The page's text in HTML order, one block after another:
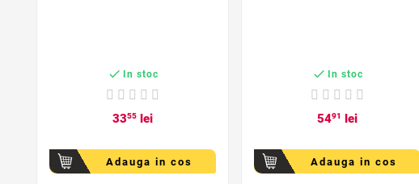
 In stoc
3355 lei
Adauga in cos
 In stoc
5491 lei
Adauga in cos